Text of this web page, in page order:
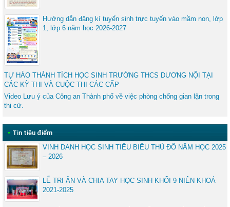
Hướng dẫn đăng kí tuyển sinh trực tuyến vào mầm non, lớp
1, lớp 6 năm học 2026-2027
TỰ HÀO THÀNH TÍCH HỌC SINH TRƯỜNG THCS DƯƠNG NỘI TẠI
CÁC KỲ THI VÀ CUỘC THI CÁC CẤP
Video Lưu ý của Công an Thành phố về việc phòng chống gian lận trong
thi cử.
• Tin tiêu điểm
VINH DANH HỌC SINH TIÊU BIỂU THỦ ĐÔ NĂM HỌC 2025
– 2026
LỄ TRI ÂN VÀ CHIA TAY HỌC SINH KHỐI 9 NIÊN KHOÁ
2021-2025